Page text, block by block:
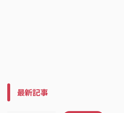
最新記事